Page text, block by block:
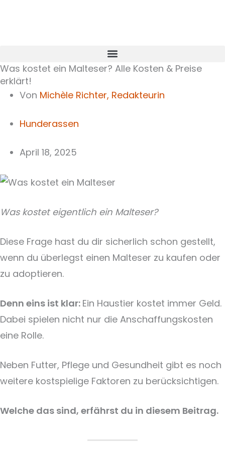
Was kostet ein Malteser? Alle Kosten & Preise
erklärt!
Von Michèle Richter, Redakteurin
Hunderassen
April 18, 2025
Was kostet eigentlich ein Malteser?
Diese Frage hast du dir sicherlich schon gestellt,
wenn du überlegst einen Malteser zu kaufen oder
zu adoptieren.
Denn eins ist klar: Ein Haustier kostet immer Geld.
Dabei spielen nicht nur die Anschaffungskosten
eine Rolle.
Neben Futter, Pflege und Gesundheit gibt es noch
weitere kostspielige Faktoren zu berücksichtigen.
Welche das sind, erfährst du in diesem Beitrag.